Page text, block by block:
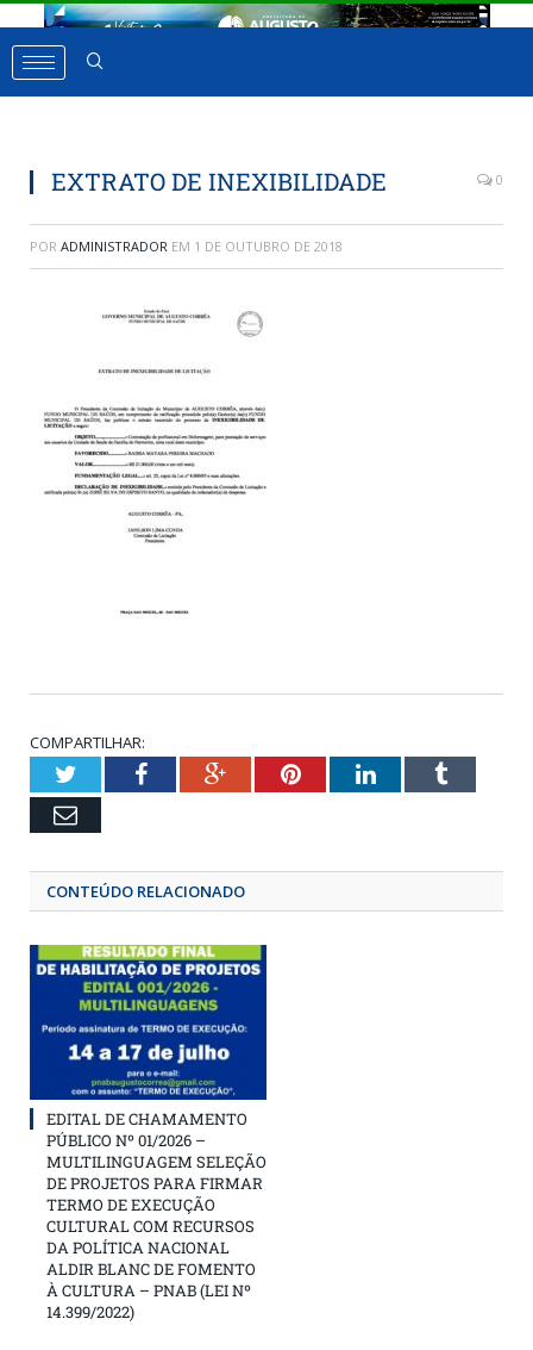
EXTRATO DE INEXIBILIDADE 0
POR ADMINISTRADOR EM 1 DE OUTUBRO DE 2018
COMPARTILHAR:
TwitterFacebookGoogle+Pinterest
LinkedIn
Email
CONTEÚDO RELACIONADO
EDITAL DE CHAMAMENTO
PÚBLICO Nº 01/2026 –
MULTILINGUAGEM SELEÇÃO
DE PROJETOS PARA FIRMAR
TERMO DE EXECUÇÃO
CULTURAL COM RECURSOS
DA POLÍTICA NACIONAL
ALDIR BLANC DE FOMENTO
À CULTURA – PNAB (LEI Nº
14.399/2022)